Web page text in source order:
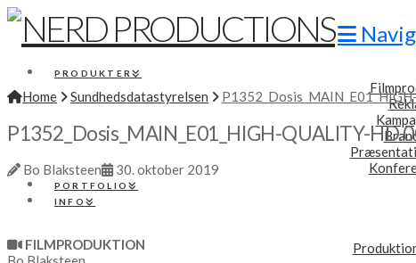
PRODUKTER
PORTFOLIO
INFO
Home Sundhedsdatastyrelsen
P1352_Dosis_MAIN_E01_HIGH-QUALITY-
Bo Blaksteen 30. oktober 2019
FILMPRODUKTION